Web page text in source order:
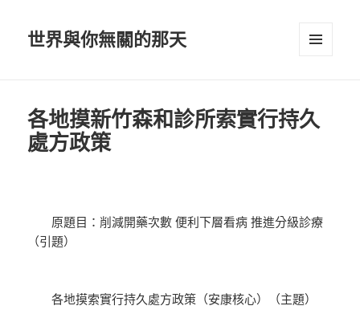
世界與你無關的那天
各地摸新竹森和診所索實行持久
處方政策
原題目：削減開藥次數 便利下層看病 推進分級診療
（引題）
各地摸索實行持久處方政策（安康核心）（主題）